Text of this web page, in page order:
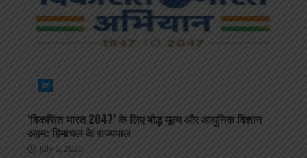
देश
‘विकसित भारत 2047’ के लिए बौद्ध मूल्य और आधुनिक विज्ञान
अहम: हिमाचल के राज्यपाल
July 6, 2026